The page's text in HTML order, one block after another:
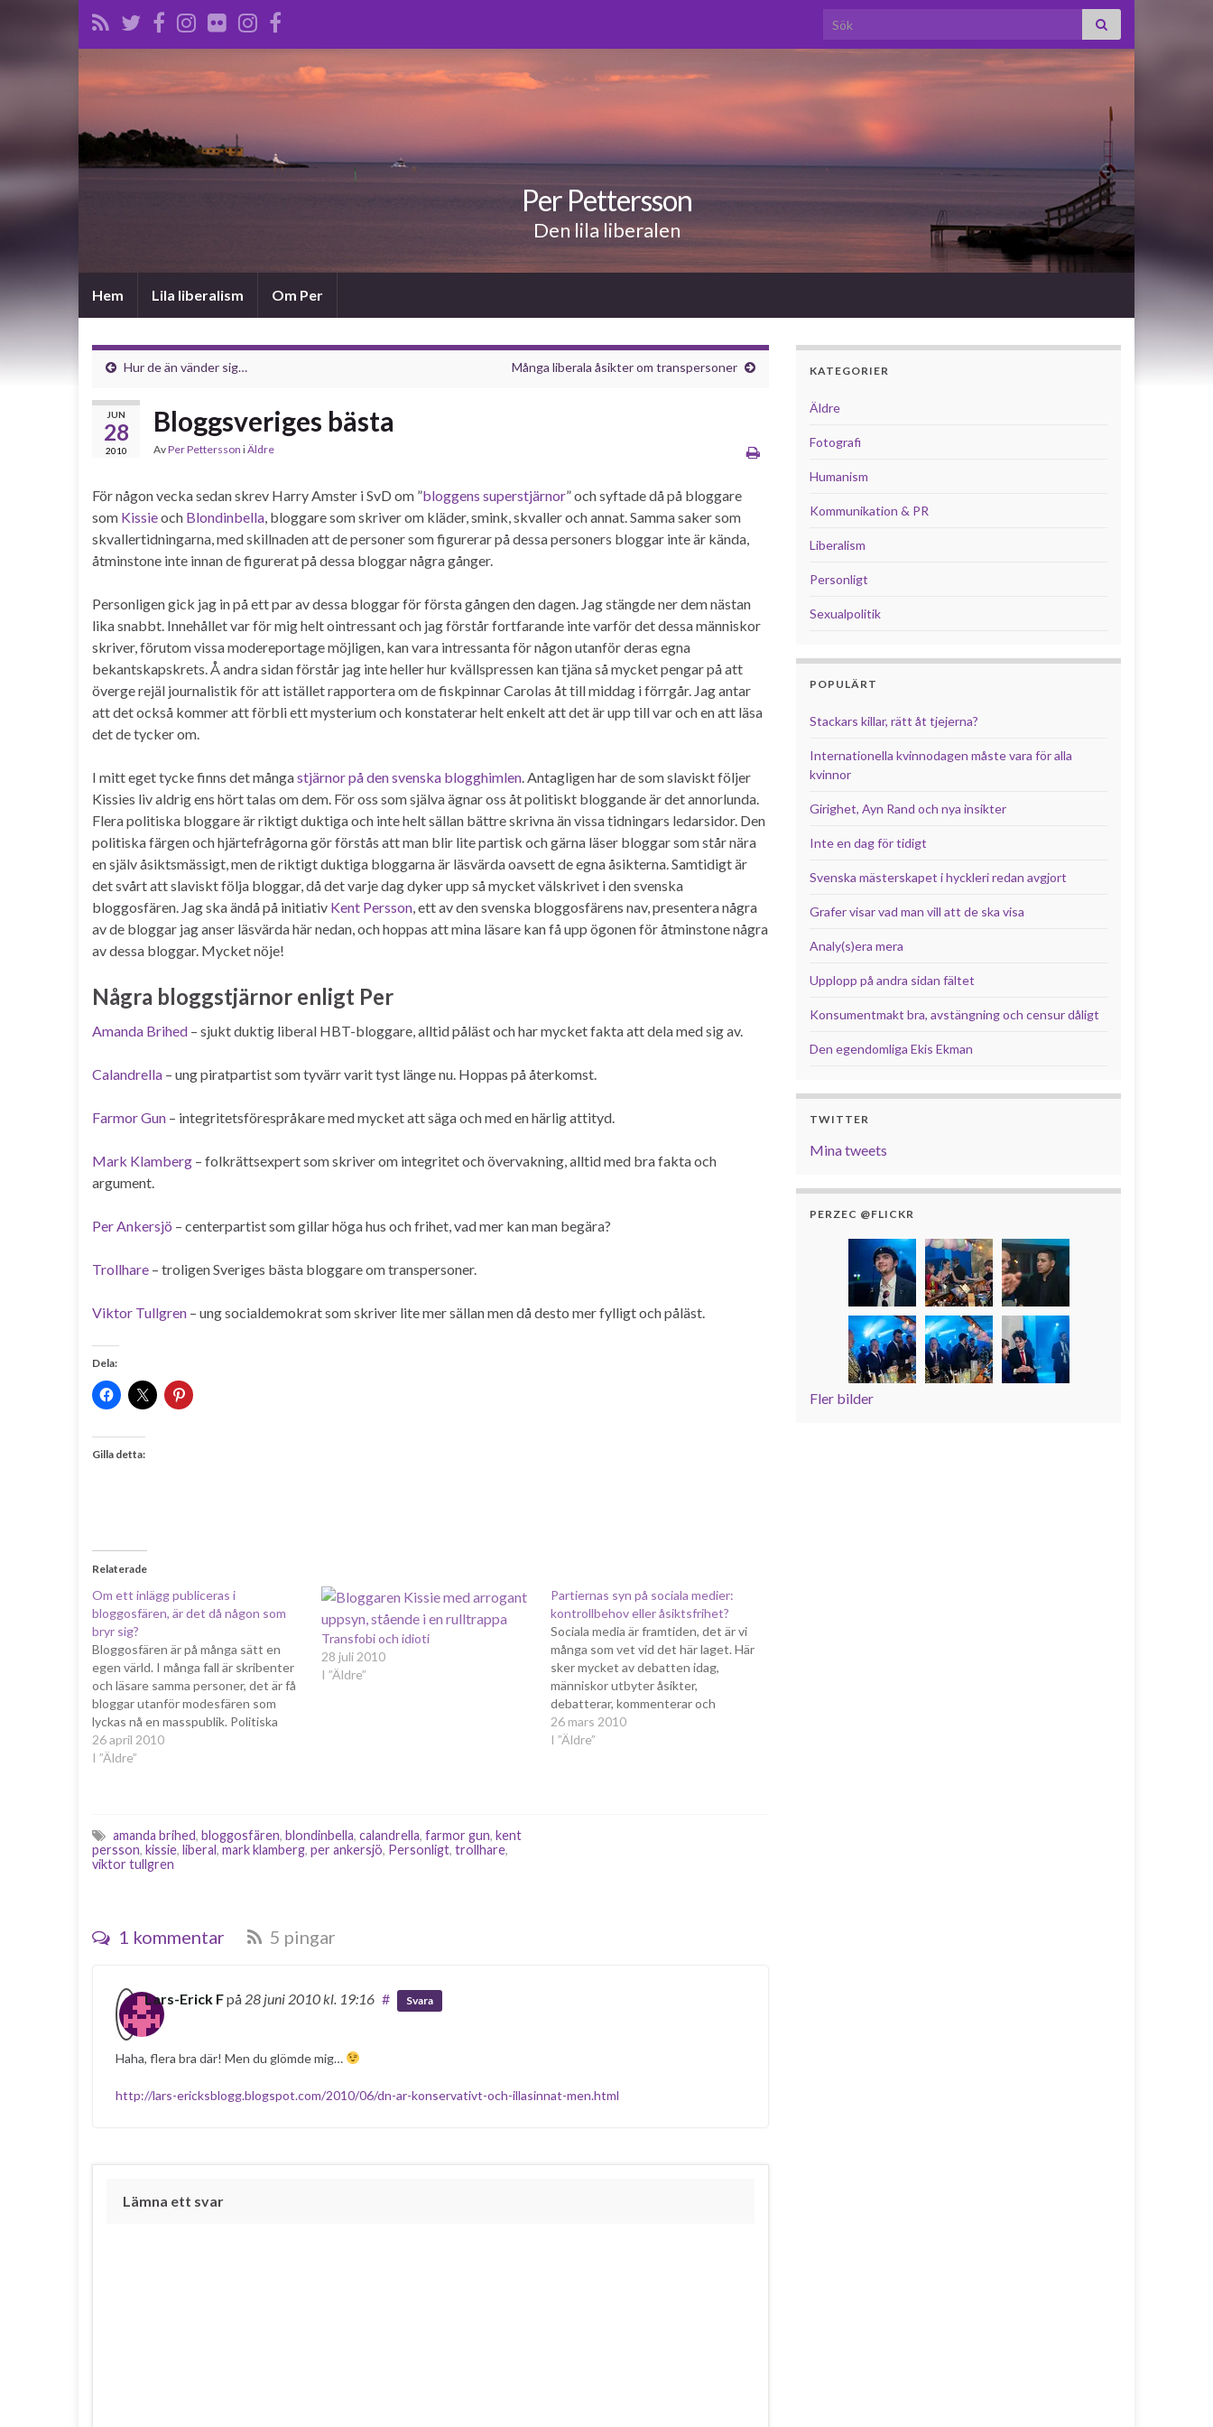
Search for:
Per Pettersson
Den lila liberalen
Hem Lila liberalism Om Per
Hur de än vänder sig… Många liberala åsikter om transpersoner
JUN
28
2010
Bloggsveriges bästa
AvPer Pettersson iÄldre
För någon vecka sedan skrev Harry Amster i SvD om ”bloggens superstjärnor” och syftade då på bloggare
som Kissieoch Blondinbella, bloggare som skriver om kläder, smink, skvaller och annat. Samma saker som
skvallertidningarna, med skillnaden att de personer som figurerar på dessa personers bloggar inte är kända,
åtminstone inte innan de figurerat på dessa bloggar några gånger.
Personligen gick jag in på ett par av dessa bloggar för första gången den dagen. Jag stängde ner dem nästan
lika snabbt. Innehållet var för mig helt ointressant och jag förstår fortfarande inte varför det dessa människor
skriver, förutom vissa modereportage möjligen, kan vara intressanta för någon utanför deras egna
bekantskapskrets. Å andra sidan förstår jag inte heller hur kvällspressen kan tjäna så mycket pengar på att
överge rejäl journalistik för att istället rapportera om de fiskpinnar Carolas åt till middag i förrgår. Jag antar
att det också kommer att förbli ett mysterium och konstaterar helt enkelt att det är upp till var och en att läsa
det de tycker om.
I mitt eget tycke finns det mångastjärnor på den svenska blogghimlen. Antagligen har de som slaviskt följer
Kissies liv aldrig ens hört talas om dem. För oss som själva ägnar oss åt politiskt bloggande är det annorlunda.
Flera politiska bloggare är riktigt duktiga och inte helt sällan bättre skrivna än vissa tidningars ledarsidor. Den
politiska färgen och hjärtefrågorna gör förstås att man blir lite partisk och gärna läser bloggar som står nära
en själv åsiktsmässigt, men de riktigt duktiga bloggarna är läsvärda oavsett de egna åsikterna. Samtidigt är
det svårt att slaviskt följa bloggar, då det varje dag dyker upp så mycket välskrivet i den svenska
bloggosfären. Jag ska ändå på initiativ Kent Persson, ett av den svenska bloggosfärens nav, presentera några
av de bloggar jag anser läsvärda här nedan, och hoppas att mina läsare kan få upp ögonen för åtminstone några
av dessa bloggar. Mycket nöje!
Några bloggstjärnor enligt Per
Amanda Brihed – sjukt duktig liberal HBT-bloggare, alltid påläst och har mycket fakta att dela med sig av.
Calandrella – ung piratpartist som tyvärr varit tyst länge nu. Hoppas på återkomst.
Farmor Gun – integritetsförespråkare med mycket att säga och med en härlig attityd.
Mark Klamberg – folkrättsexpert som skriver om integritet och övervakning, alltid med bra fakta och
argument.
Per Ankersjö – centerpartist som gillar höga hus och frihet, vad mer kan man begära?
Trollhare – troligen Sveriges bästa bloggare om transpersoner.
Viktor Tullgren – ung socialdemokrat som skriver lite mer sällan men då desto mer fylligt och påläst.
Dela:
Gilla detta:
Relaterade
Om ett inlägg publiceras i
bloggosfären, är det då någon som
bryr sig?
Bloggosfären är på många sätt en
egen värld. I många fall är skribenter
och läsare samma personer, det är få
bloggar utanför modesfären som
lyckas nå en masspublik. Politiska
bloggar är definitivt inte ett
undantag, snarast tvärt om. De når
26 april 2010
I ”Äldre”
Transfobi och idioti
28 juli 2010
I ”Äldre”
Partiernas syn på sociala medier:
kontrollbehov eller åsiktsfrihet?
Sociala media är framtiden, det är vi
många som vet vid det här laget. Här
sker mycket av debatten idag,
människor utbyter åsikter,
debatterar, kommenterar och
kommunicerar med varandra. Genom
dessa kanaler kommer mer och mer
26 mars 2010
I ”Äldre”
amanda brihed, bloggosfären, blondinbella, calandrella, farmor gun, kent
persson, kissie, liberal, mark klamberg, per ankersjö, Personligt, trollhare,
viktor tullgren
1 kommentar 5 pingar
Lars-Erick Fpå 28 juni 2010kl. 19:16 # Svara
Haha, flera bra där! Men du glömde mig…
http://lars-ericksblogg.blogspot.com/2010/06/dn-ar-konservativt-och-illasinnat-men.html
Lämna ett svar
KATEGORIER
Äldre
Fotografi
Humanism
Kommunikation & PR
Liberalism
Personligt
Sexualpolitik
POPULÄRT
Stackars killar, rätt åt tjejerna?
Internationella kvinnodagen måste vara för alla
kvinnor
Girighet, Ayn Rand och nya insikter
Inte en dag för tidigt
Svenska mästerskapet i hyckleri redan avgjort
Grafer visar vad man vill att de ska visa
Analy(s)era mera
Upplopp på andra sidan fältet
Konsumentmakt bra, avstängning och censur dåligt
Den egendomliga Ekis Ekman
TWITTER
Mina tweets
PERZEC @FLICKR
Fler bilder